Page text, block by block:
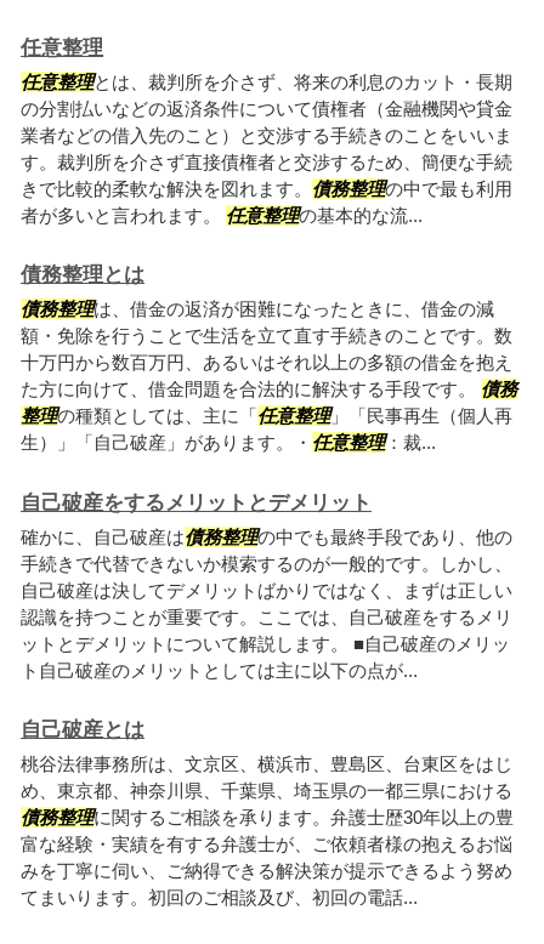
任意整理
任意整理とは、裁判所を介さず、将来の利息のカット・長期
の分割払いなどの返済条件について債権者（金融機関や貸金
業者などの借入先のこと）と交渉する手続きのことをいいま
す。裁判所を介さず直接債権者と交渉するため、簡便な手続
きで比較的柔軟な解決を図れます。 債務整理の中で最も利用
者が多いと言われます。 任意整理の基本的な流...
債務整理とは
債務整理は、借金の返済が困難になったときに、借金の減
額・免除を行うことで生活を立て直す手続きのことです。数
十万円から数百万円、あるいはそれ以上の多額の借金を抱え
た方に向けて、借金問題を合法的に解決する手段です。 債務
整理の種類としては、主に「任意整理」「民事再生（個人再
生）」「自己破産」があります。・ 任意整理：裁...
自己破産をするメリットとデメリット
確かに、自己破産は債務整理の中でも最終手段であり、他の
手続きで代替できないか模索するのが一般的です。しかし、
自己破産は決してデメリットばかりではなく、まずは正しい
認識を持つことが重要です。ここでは、自己破産をするメリ
ットとデメリットについて解説します。 ■自己破産のメリッ
ト自己破産のメリットとしては主に以下の点が...
自己破産とは
桃谷法律事務所は、文京区、横浜市、豊島区、台東区をはじ
め、東京都、神奈川県、千葉県、埼玉県の一都三県における
債務整理に関するご相談を承ります。弁護士歴30年以上の豊
富な経験・実績を有する弁護士が、ご依頼者様の抱えるお悩
みを丁寧に伺い、ご納得できる解決策が提示できるよう努め
てまいります。初回のご相談及び、初回の電話...